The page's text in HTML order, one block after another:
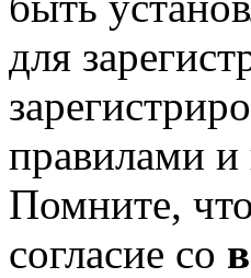
для
правилами
Помните,
согласие со